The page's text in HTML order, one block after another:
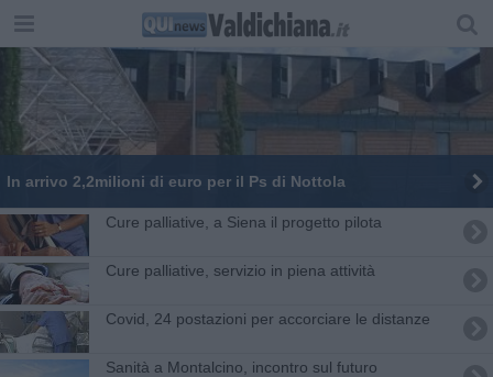
In arrivo 2,2milioni di euro per il Ps di Nottola
Cure palliative, a Siena il progetto pilota
Cure palliative, servizio in piena attività
Covid, 24 postazioni per accorciare le distanze
Sanità a Montalcino, incontro sul futuro